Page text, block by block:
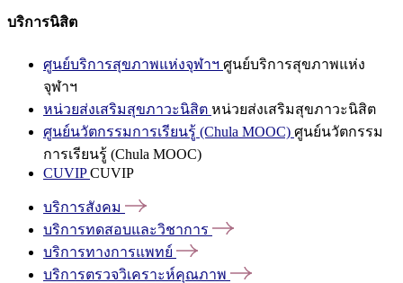
บริการนิสิต
ศูนย์บริการสุขภาพแห่งจุฬาฯ ศูนย์บริการสุขภาพแห่ง
จุฬาฯ
หน่วยส่งเสริมสุขภาวะนิสิต หน่วยส่งเสริมสุขภาวะนิสิต
ศูนย์นวัตกรรมการเรียนรู้ (Chula MOOC) ศูนย์นวัตกรรม
การเรียนรู้ (Chula MOOC)
CUVIPCUVIP
บริการสังคม
บริการทดสอบและวิชาการ
บริการทางการแพทย์
บริการตรวจวิเคราะห์คุณภาพ